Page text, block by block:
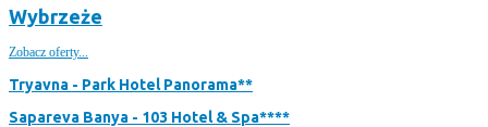
Wybrzeże
Zobacz oferty...
Tryavna - Park Hotel Panorama**
Sapareva Banya - 103 Hotel & Spa****